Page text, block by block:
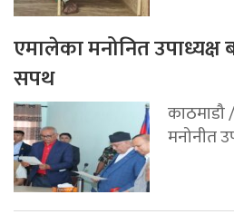
एमालेका मनोनित
सपथ
मनोनीत